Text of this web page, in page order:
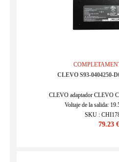
CLEVO S93-0404250-
CLEVO adaptador CLEVO
Voltaje de la salida:
SKU :
79.23 €